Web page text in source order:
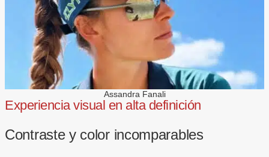
Assandra Fanali
Experiencia visual en alta definición
Contraste y color incomparables